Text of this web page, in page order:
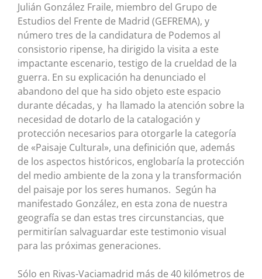
Julián González Fraile, miembro del Grupo de
Estudios del Frente de Madrid (GEFREMA), y
número tres de la candidatura de Podemos al
consistorio ripense, ha dirigido la visita a este
impactante escenario, testigo de la crueldad de la
guerra. En su explicación ha denunciado el
abandono del que ha sido objeto este espacio
durante décadas, y ha llamado la atención sobre la
necesidad de dotarlo de la catalogación y
protección necesarios para otorgarle la categoría
de «Paisaje Cultural», una definición que, además
de los aspectos históricos, englobaría la protección
del medio ambiente de la zona y la transformación
del paisaje por los seres humanos. Según ha
manifestado González, en esta zona de nuestra
geografía se dan estas tres circunstancias, que
permitirían salvaguardar este testimonio visual
para las próximas generaciones.
Sólo en Rivas-Vaciamadrid más de 40 kilómetros de